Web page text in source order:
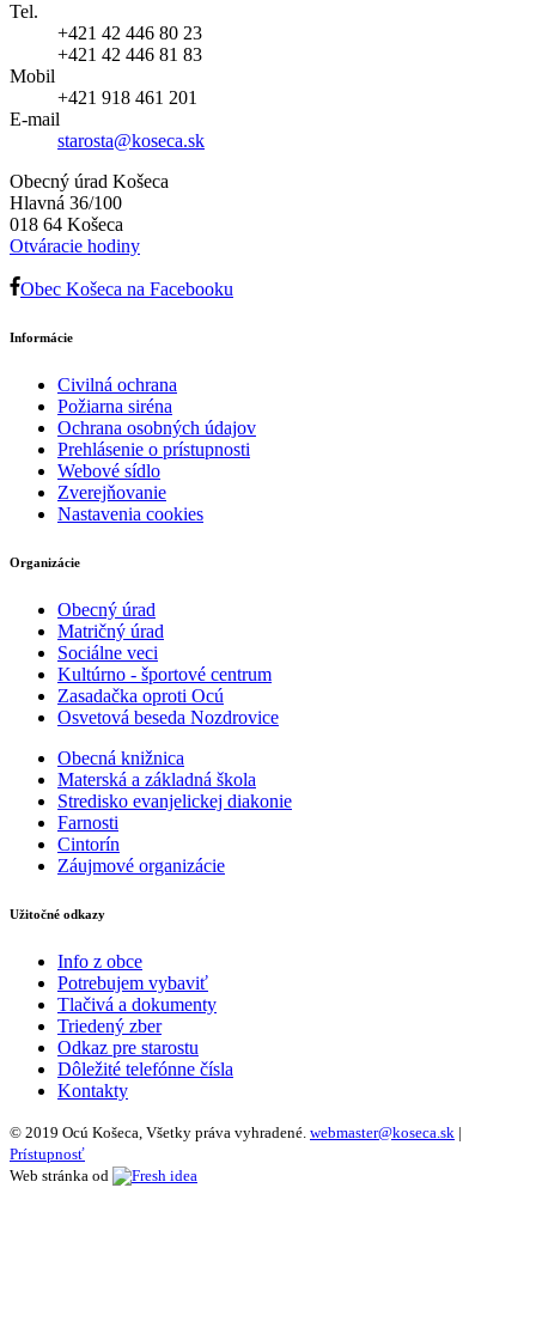
Tel.
+421 42 446 80 23
+421 42 446 81 83
Mobil
+421 918 461 201
E-mail
starosta@koseca.sk
Obecný úrad Košeca
Hlavná 36/100
018 64 Košeca
Otváracie hodiny
Obec Košeca na Facebooku
Informácie
Civilná ochrana
Požiarna siréna
Ochrana osobných údajov
Prehlásenie o prístupnosti
Webové sídlo
Zverejňovanie
Nastavenia cookies
Organizácie
Obecný úrad
Matričný úrad
Sociálne veci
Kultúrno - športové centrum
Zasadačka oproti Ocú
Osvetová beseda Nozdrovice
Obecná knižnica
Materská a základná škola
Stredisko evanjelickej diakonie
Farnosti
Cintorín
Záujmové organizácie
Užitočné odkazy
Info z obce
Potrebujem vybaviť
Tlačivá a dokumenty
Triedený zber
Odkaz pre starostu
Dôležité telefónne čísla
Kontakty
© 2019 Ocú Košeca, Všetky práva vyhradené. webmaster@koseca.sk |
Prístupnosť
Web stránka od